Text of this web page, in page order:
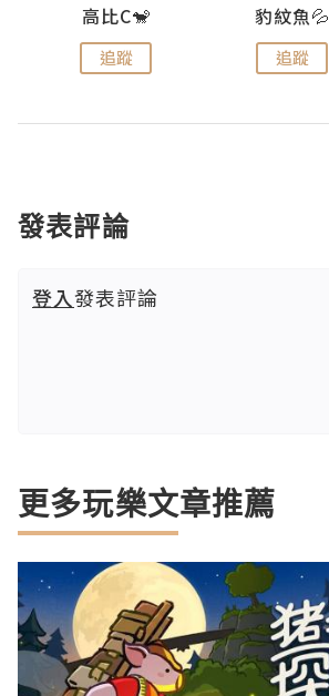
高比C🐒
追蹤
豹紋魚💦
追蹤
發表評論
登入發表評論
更多玩樂文章推薦